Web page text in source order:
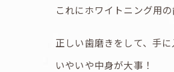
これにホワイトニング用
正しい歯磨きをして、手
いやいや中身が大事！